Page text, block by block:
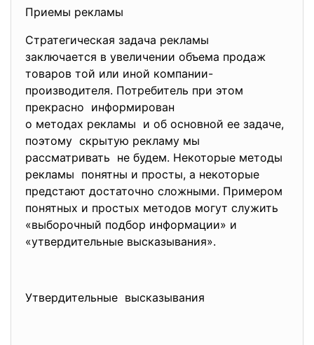
Приемы рекламы
Стратегическая задача рекламы
заключается в увеличении объема продаж
товаров той или иной компании-
производителя. Потребитель при этом
прекрасно информирован
о методах рекламы и об основной ее задаче,
поэтому скрытую рекламу мы
рассматривать не будем. Некоторые методы
рекламы понятны и просты, а некоторые
предстают достаточно сложными. Примером
понятных и простых методов могут служить
«выборочный подбор информации» и
«утвердительные высказывания».
Утвердительные высказывания